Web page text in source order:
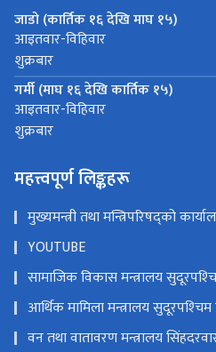
जाडो (कार्तिक १६ देखि माघ १५)
आइतवार-विहिवार
शुक्रबार
गर्मी (माघ १६ देखि कार्तिक १५)
आइतवार-विहिवार
शुक्रबार
महत्त्वपूर्ण लिङ्कहरू
मुख्यमन्त्री तथा मन्त्रिपरिषद्को
YOUTUBE
सामाजिक विकास मन्त्रालय
आर्थिक मामिला मन्त्रालय सुदूरपश्‍चिम
वन तथा वातावरण मन्त्रालय